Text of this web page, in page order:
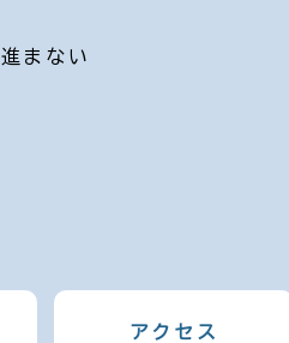
まない
アクセス